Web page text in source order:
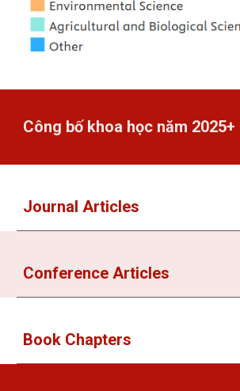
Công bố khoa học năm 2025+
Journal Articles
Conference Articles
Book Chapters